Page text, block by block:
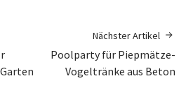
Nächster Artikel
Poolparty für Piepmätze-
Vogeltränke aus Beton